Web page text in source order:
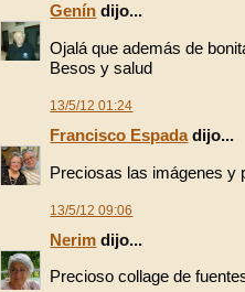
Genín dijo...
Ojalá que además de
Besos y salud
13/5/12 01:24
Francisco Espadadijo...
Preciosas las imágenes y
13/5/12 09:06
Nerim dijo...
Precioso collage de